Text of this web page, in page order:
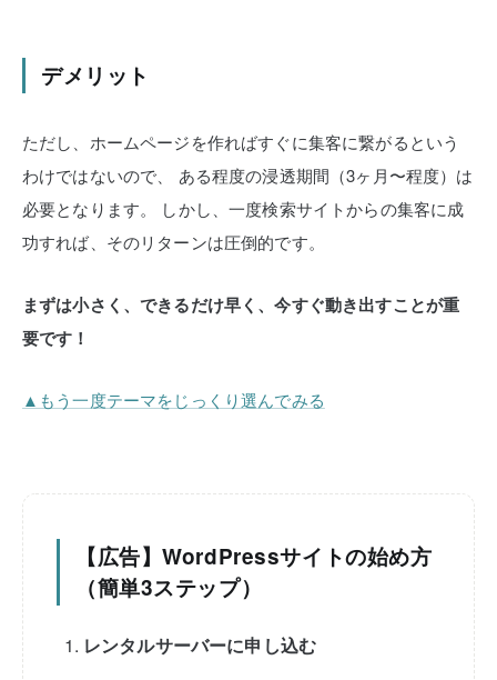
デメリット
ただし、ホームページを作ればすぐに集客に繋がるという
わけではないので、
ある程度の浸透期間（3ヶ月〜程度）は
必要となります。
しかし、一度検索サイトからの集客に成
功すれば、そのリターンは圧倒的です。
まずは小さく、できるだけ早く、今すぐ動き出すことが重
要です！
▲もう一度テーマをじっくり選んでみる
【広告】WordPressサイトの始め方
（簡単3ステップ）
レンタルサーバーに申し込む